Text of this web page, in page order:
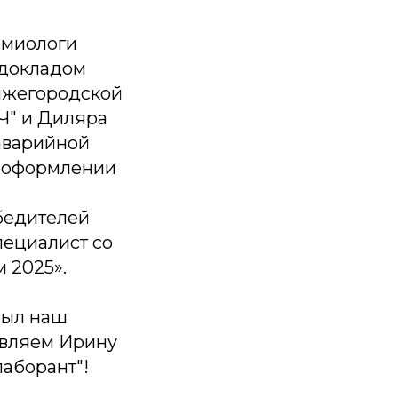
и Диляра
со
2025».
наш
Ирину